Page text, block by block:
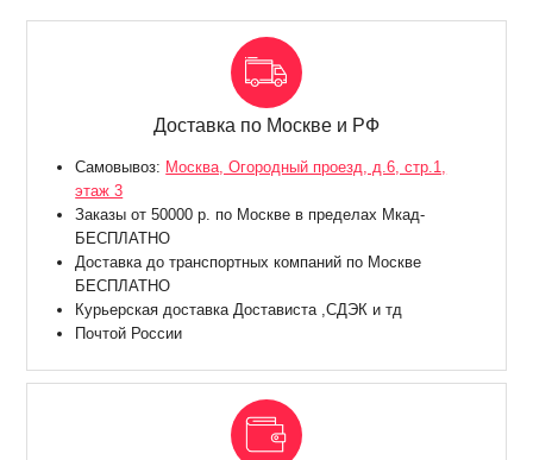
Доставка по Москве и РФ
Самовывоз: Москва, Огородный проезд, д.6, стр.1,
этаж 3
Заказы от 50000 р. по Москве в пределах Мкад-
БЕСПЛАТНО
Доставка до транспортных компаний по Москве
БЕСПЛАТНО
Курьерская доставка Достависта ,СДЭК и тд
Почтой России